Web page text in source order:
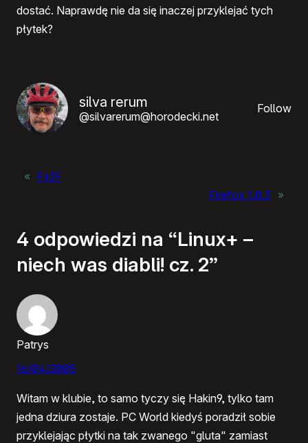
dostać. Naprawdę nie da się inaczej przyklejać tych
płytek?
silva rerum
@silvarerum@horodecki.net
Follow
« FxIF
Firefox 1.0.3 »
4 odpowiedzi na “Linux+ –
niech was diabli! cz. 2”
Patrys
16/04/2005
Witam w klubie, to samo tyczy się Hakin9, tylko tam
jedna dziura zostaje. PC World kiedyś poradził sobie
przyklejając płytki na tak zwanego "gluta" zamiast